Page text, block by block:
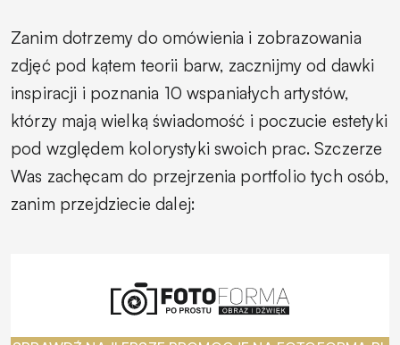
Zanim dotrzemy do omówienia i zobrazowania
zdjęć pod kątem teorii barw, zacznijmy od dawki
inspiracji i poznania 10 wspaniałych artystów,
którzy mają wielką świadomość i poczucie estetyki
pod względem kolorystyki swoich prac. Szczerze
Was zachęcam do przejrzenia portfolio tych osób,
zanim przejdziecie dalej: